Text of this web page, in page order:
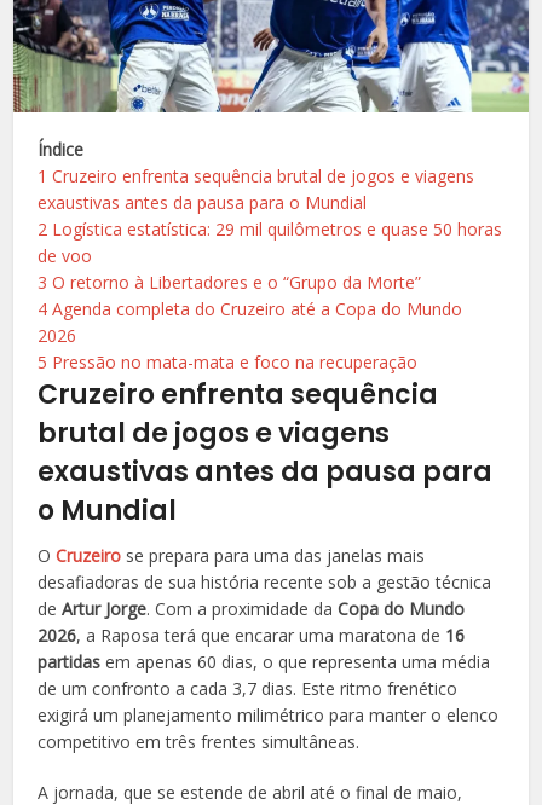
Índice
1 Cruzeiro enfrenta sequência brutal de jogos e viagens
exaustivas antes da pausa para o Mundial
2 Logística estatística: 29 mil quilômetros e quase 50 horas
de voo
3 O retorno à Libertadores e o “Grupo da Morte”
4 Agenda completa do Cruzeiro até a Copa do Mundo
2026
5 Pressão no mata-mata e foco na recuperação
Cruzeiro enfrenta sequência
brutal de jogos e viagens
exaustivas antes da pausa para
o Mundial
OCruzeiro se prepara para uma das janelas mais
desafiadoras de sua história recente sob a gestão técnica
deArtur Jorge. Com a proximidade daCopa do Mundo
2026, a Raposa terá que encarar uma maratona de 16
partidas em apenas 60 dias, o que representa uma média
de um confronto a cada 3,7 dias. Este ritmo frenético
exigirá um planejamento milimétrico para manter o elenco
competitivo em três frentes simultâneas.
A jornada, que se estende de abril até o final de maio,